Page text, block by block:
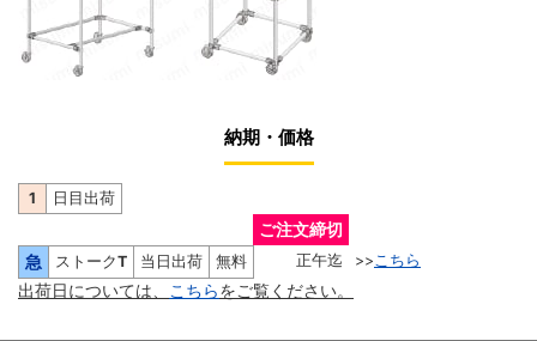
納期・価格
1 日目出荷
ご注文締切
急
ストークT 当日出荷 無料 正午迄 >>こちら
出荷日については、 こちらをご覧ください。